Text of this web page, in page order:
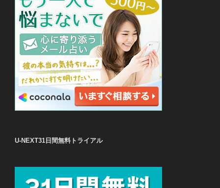
U-NEXT31日間無料トライアル